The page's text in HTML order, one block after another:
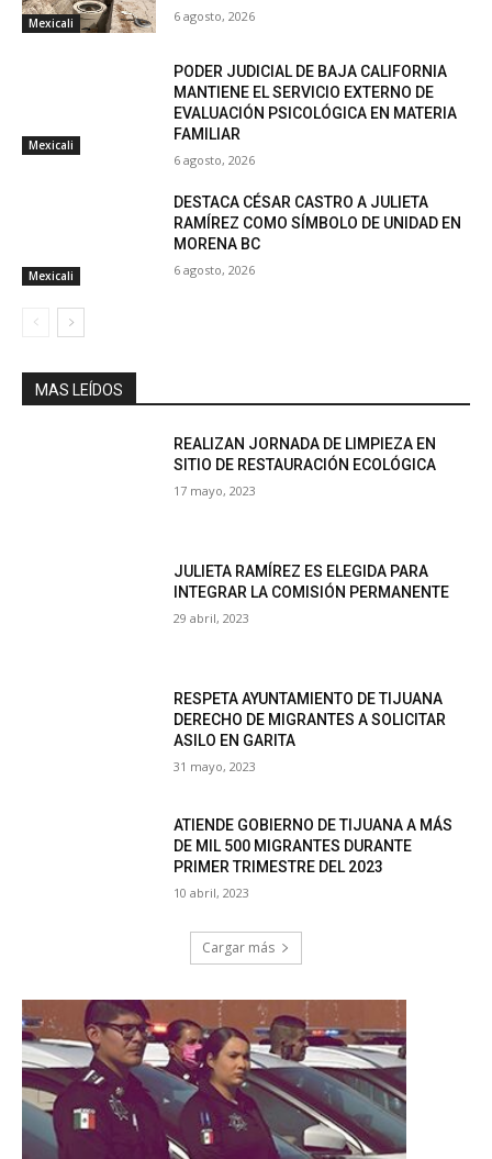
Mexicali 6 agosto, 2026
Mexicali
PODER JUDICIAL DE BAJA CALIFORNIA
MANTIENE EL SERVICIO EXTERNO DE
EVALUACIÓN PSICOLÓGICA EN MATERIA
FAMILIAR
6 agosto, 2026
Mexicali
DESTACA CÉSAR CASTRO A JULIETA
RAMÍREZ COMO SÍMBOLO DE UNIDAD EN
MORENA BC
6 agosto, 2026
MAS LEÍDOS
REALIZAN JORNADA DE LIMPIEZA EN
SITIO DE RESTAURACIÓN ECOLÓGICA
17 mayo, 2023
JULIETA RAMÍREZ ES ELEGIDA PARA
INTEGRAR LA COMISIÓN PERMANENTE
29 abril, 2023
RESPETA AYUNTAMIENTO DE TIJUANA
DERECHO DE MIGRANTES A SOLICITAR
ASILO EN GARITA
31 mayo, 2023
ATIENDE GOBIERNO DE TIJUANA A MÁS
DE MIL 500 MIGRANTES DURANTE
PRIMER TRIMESTRE DEL 2023
10 abril, 2023
Cargar más